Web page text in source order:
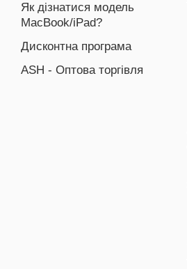
Як дізнатися модель
MacBook/iPad?
Дисконтна програма
ASH - Оптова торгівля